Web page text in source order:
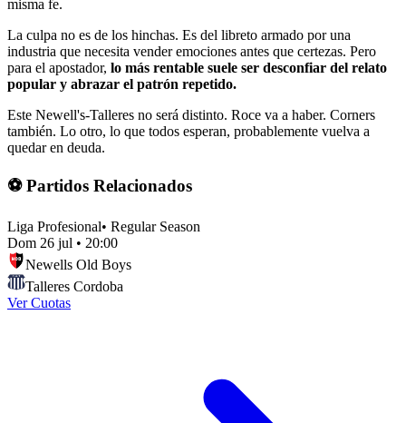
misma fe.
La culpa no es de los hinchas. Es del libreto armado por una
industria que necesita vender emociones antes que certezas. Pero
para el apostador, lo más rentable suele ser desconfiar del relato
popular y abrazar el patrón repetido.
Este Newell's-Talleres no será distinto. Roce va a haber. Corners
también. Lo otro, lo que todos esperan, probablemente vuelva a
quedar en deuda.
⚽ Partidos Relacionados
Liga Profesional• Regular Season
Dom 26 jul • 20:00
Newells Old Boys
Talleres Cordoba
Ver Cuotas